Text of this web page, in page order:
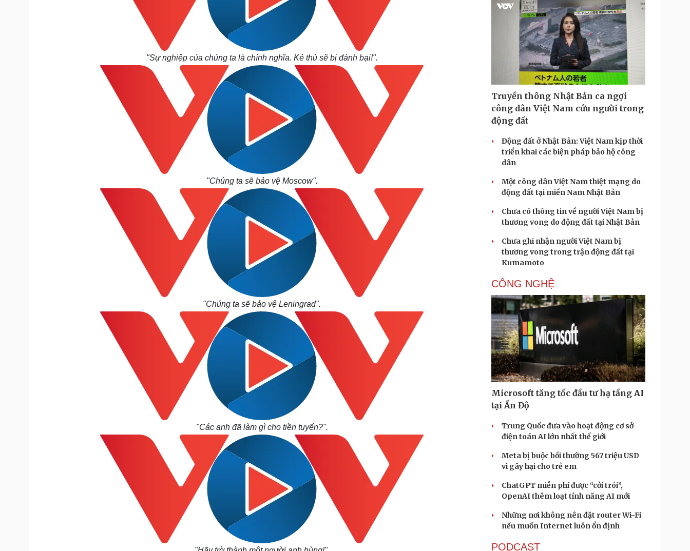
"Sự nghiệp của chúng ta là chính nghĩa. Kẻ thù sẽ bị đánh bại!".
"Chúng ta sẽ bảo vệ Moscow".
"Chúng ta sẽ bảo vệ Leningrad".
"Các anh đã làm gì cho tiền tuyến?".
Truyền thông Nhật Bản ca ngợi
công dân Việt Nam cứu người trong
động đất
Động đất ở Nhật Bản: Việt Nam kịp thời
triển khai các biện pháp bảo hộ công
dân
Một công dân Việt Nam thiệt mạng do
động đất tại miền Nam Nhật Bản
Chưa có thông tin về người Việt Nam bị
thương vong do động đất tại Nhật Bản
Chưa ghi nhận người Việt Nam bị
thương vong trong trận động đất tại
Kumamoto
CÔNG NGHỆ
Microsoft tăng tốc đầu tư hạ tầng AI
tại Ấn Độ
Trung Quốc đưa vào hoạt động cơ sở
điện toán AI lớn nhất thế giới
Meta bị buộc bồi thường 567 triệu USD
vì gây hại cho trẻ em
ChatGPT miễn phí được “cởi trói”,
OpenAI thêm loạt tính năng AI mới
Những nơi không nên đặt router Wi-Fi
nếu muốn Internet luôn ổn định
PODCAST